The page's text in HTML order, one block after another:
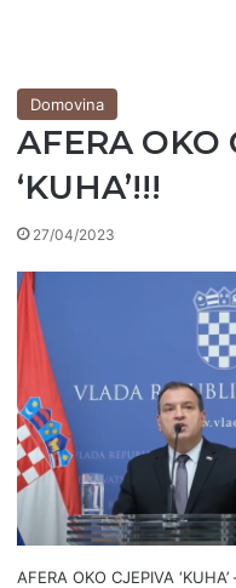
Domovina
AFERA OKO
‘KUHA’!!!
27/04/2023
AFERA OKO CJEPIVA